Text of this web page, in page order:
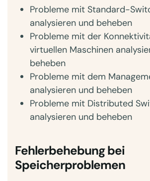
Probleme mit Standard-
analysieren und beheben
Probleme mit der
virtuellen Maschinen
beheben
Probleme mit dem
analysieren und beheben
Probleme mit Distributed
analysieren und beheben
Fehlerbehebung bei
Speicherproblemen